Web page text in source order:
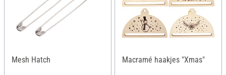
Mesh Hatch Macramé haakjes "Xmas"